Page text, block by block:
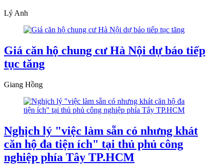
Lý Anh
Giá căn hộ chung cư Hà Nội dự báo tiếp
tục tăng
Giang Hồng
Nghịch lý "việc làm sẵn có nhưng khát
căn hộ đa tiện ích" tại thủ phủ công
nghiệp phía Tây TP.HCM